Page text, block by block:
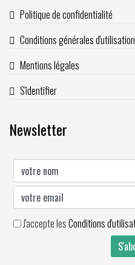
Politique de confidentialité
Conditions générales d'utilisation
Mentions légales
S'identifier
Newsletter
J'accepte lesConditions